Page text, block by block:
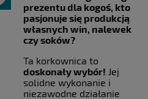
prezentu dla kogoś, kto
pasjonuje się produkcją
własnych win, nalewek
czy soków?
Ta korkownica to
doskonały wybór! Jej
solidne wykonanie i
niezawodne działanie